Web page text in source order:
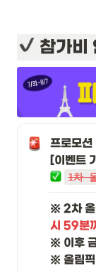
참가비
프로모션
1차
※ 2차 올
시 59분
※ 이후
※ 올림픽